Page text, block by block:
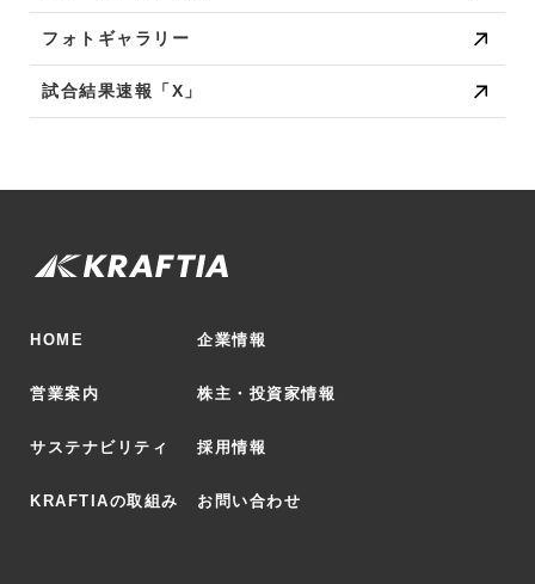
フォトギャラリー
試合結果速報「X」
HOME 企業情報
営業案内 株主・投資家情報
サステナビリティ 採用情報
KRAFTIAの取組み お問い合わせ